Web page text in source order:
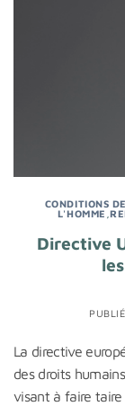
CONDITIONS
L'HOMME ,
Directive
La directive
des droits
visant à faire taire